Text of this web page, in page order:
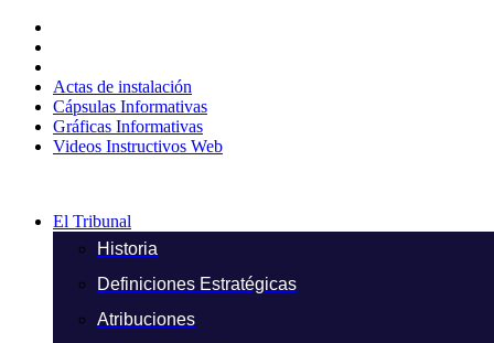
contenido
Actas de instalación
Cápsulas Informativas
Gráficas Informativas
Videos Instructivos Web
El Tribunal
Historia
Definiciones Estratégicas
Atribuciones